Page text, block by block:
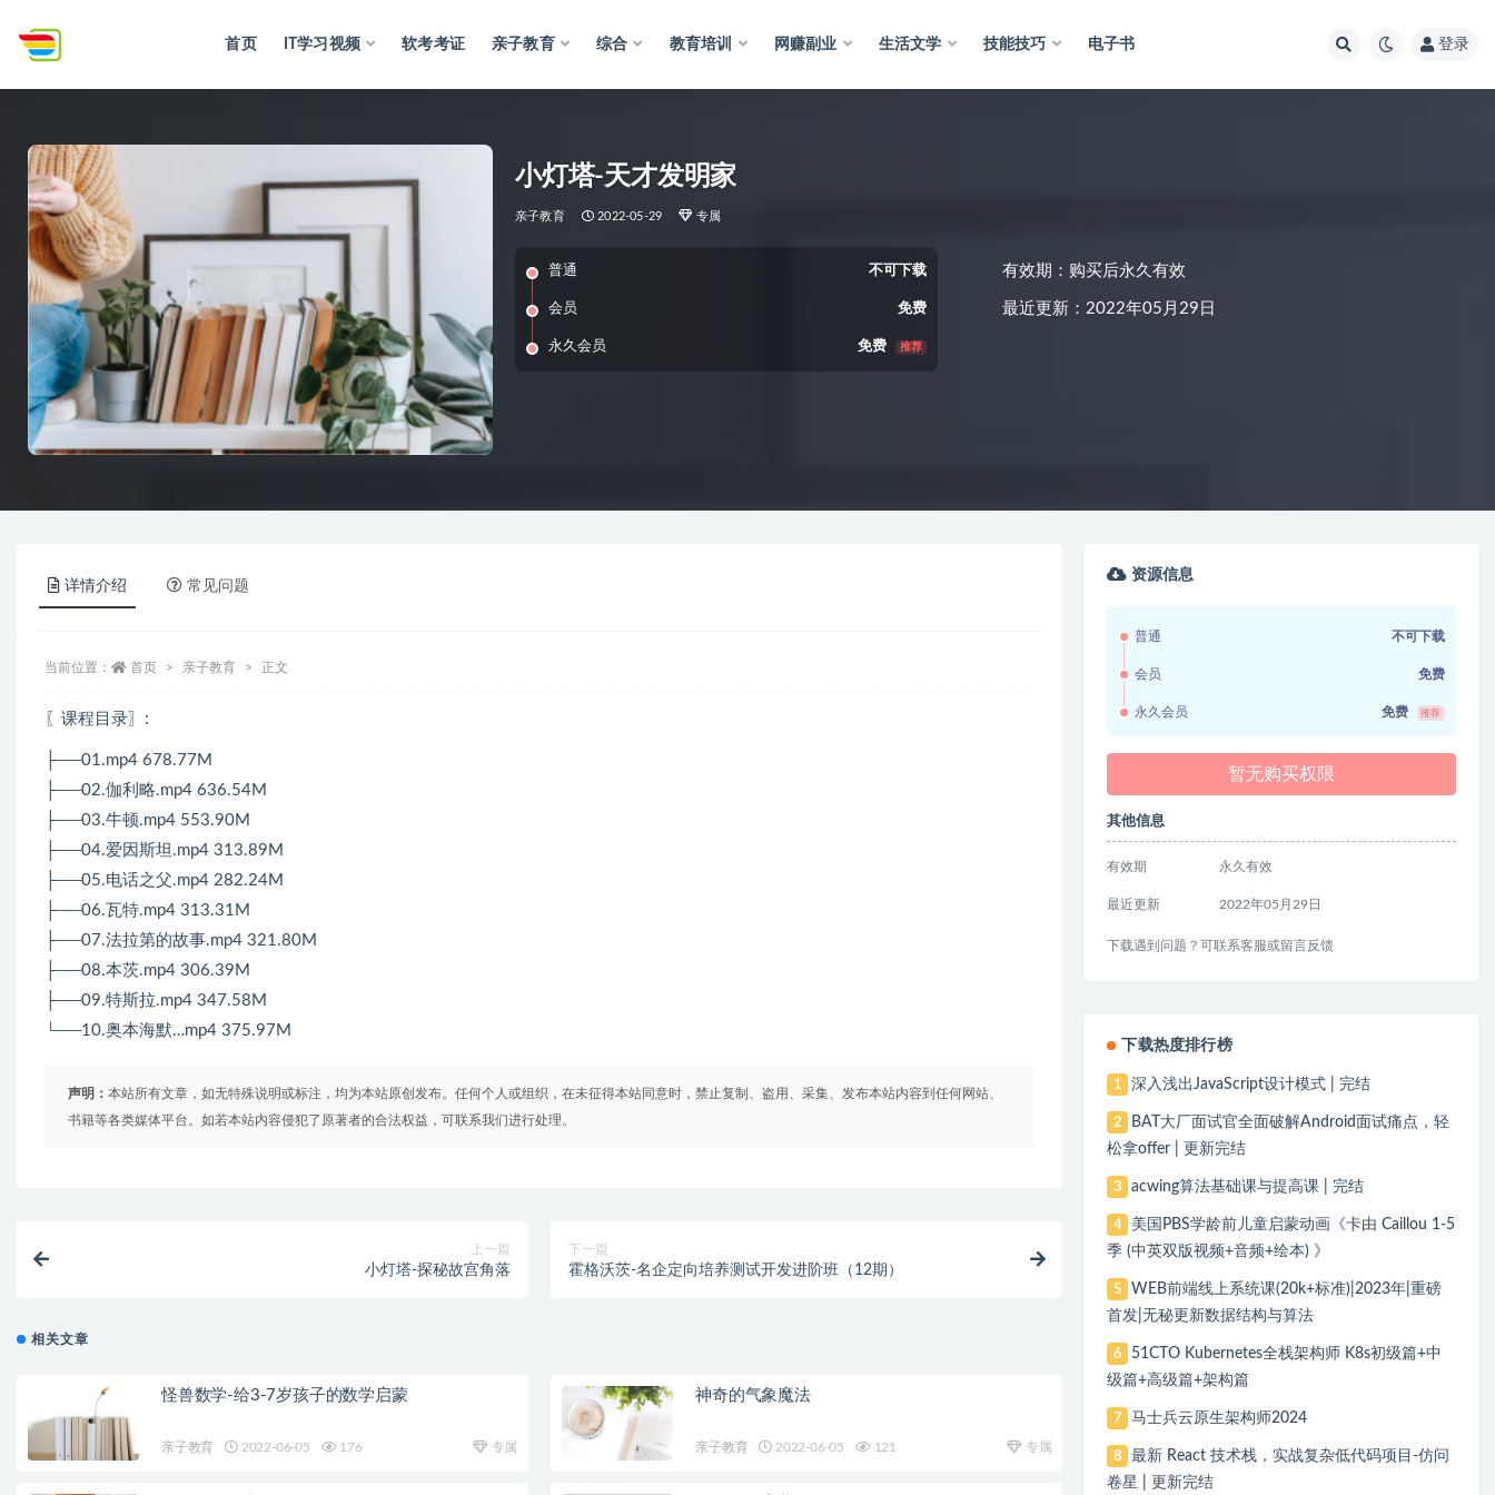
首页 IT学习视频 软考考证 亲子教育 综合 教育培训 网赚副业 生活文学 技能技巧 电子书 登录
小灯塔-天才发明家
亲子教育 2022-05-29 专属
普通 不可下载
会员 免费
永久会员 免费 推荐
有效期：购买后永久有效
最近更新：2022年05月29日
详情介绍 常见问题
当前位置： 首页 亲子教育 正文
〖课程目录〗:
├──01.mp4 678.77M
├──02.伽利略.mp4 636.54M
├──03.牛顿.mp4 553.90M
├──04.爱因斯坦.mp4 313.89M
├──05.电话之父.mp4 282.24M
├──06.瓦特.mp4 313.31M
├──07.法拉第的故事.mp4 321.80M
├──08.本茨.mp4 306.39M
├──09.特斯拉.mp4 347.58M
└──10.奥本海默…mp4 375.97M
声明： 本站所有文章，如无特殊说明或标注，均为本站原创发布。任何个人或组织，在未征得本站同意时，禁止复制、盗用、采集、发布本站内容到任何网站、
书籍等各类媒体平台。如若本站内容侵犯了原著者的合法权益，可联系我们进行处理。
上一篇
小灯塔-探秘故宫角落
下一篇
霍格沃茨-名企定向培养测试开发进阶班（12期）
相关文章
怪兽数学-给3-7岁孩子的数学启蒙
亲子教育 2022-06-05 176 专属
神奇的气象魔法
亲子教育 2022-06-05 121 专属
资源信息
普通 不可下载
会员 免费
永久会员 免费 推荐
暂无购买权限
其他信息
有效期 永久有效
最近更新 2022年05月29日
下载遇到问题？可联系客服或留言反馈
下载热度排行榜
1 深入浅出JavaScript设计模式 | 完结
2
BAT大厂面试官全面破解Android面试痛点，轻
松拿offer | 更新完结
3 acwing算法基础课与提高课 | 完结
4
美国PBS学龄前儿童启蒙动画《卡由 Caillou 1-5
季 (中英双版视频+音频+绘本) 》
5
WEB前端线上系统课(20k+标准)|2023年|重磅
首发|无秘更新数据结构与算法
6
51CTO Kubernetes全栈架构师 K8s初级篇+中
级篇+高级篇+架构篇
7 马士兵云原生架构师2024
8
最新 React 技术栈，实战复杂低代码项目-仿问
卷星 | 更新完结